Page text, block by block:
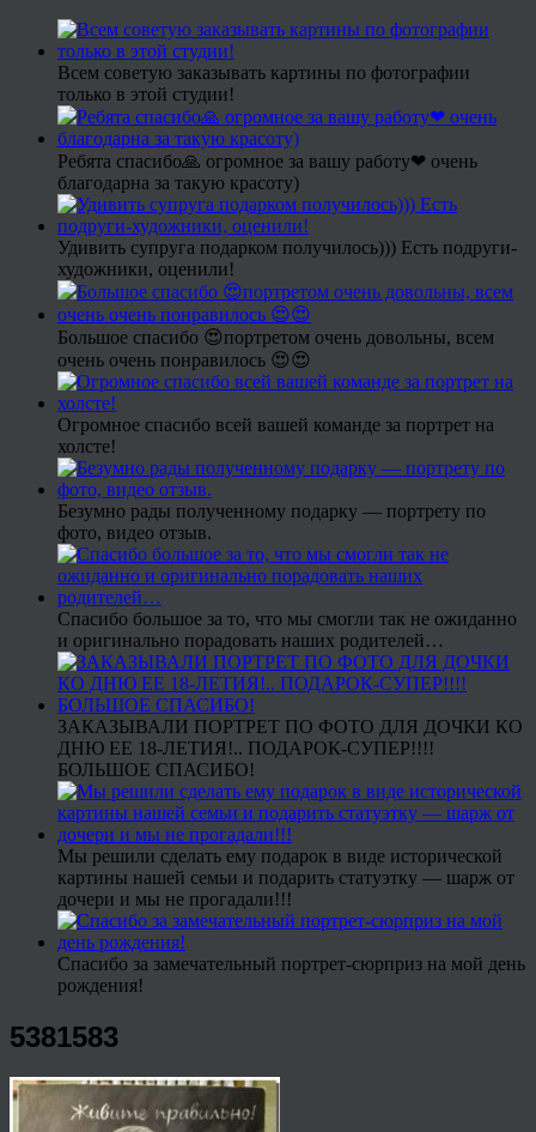
Всем советую заказывать картины по фотографии
только в этой студии!
Ребята спасибо🙏 огромное за вашу работу❤ очень
благодарна за такую красоту)
Удивить супруга подарком получилось))) Есть подруги-
художники, оценили!
Большое спасибо 😍портретом очень довольны, всем
очень очень понравилось 😍😍
Огромное спасибо всей вашей команде за портрет на
холсте!
Безумно рады полученному подарку — портрету по
фото, видео отзыв.
Спасибо большое за то, что мы смогли так не ожиданно
и оригинально порадовать наших родителей…
ЗАКАЗЫВАЛИ ПОРТРЕТ ПО ФОТО ДЛЯ ДОЧКИ КО
ДНЮ ЕЕ 18-ЛЕТИЯ!.. ПОДАРОК-СУПЕР!!!!
БОЛЬШОЕ СПАСИБО!
Мы решили сделать ему подарок в виде исторической
картины нашей семьи и подарить статуэтку — шарж от
дочери и мы не прогадали!!!
Спасибо за замечательный портрет-сюрприз на мой день
рождения!
5381583